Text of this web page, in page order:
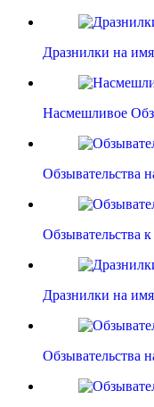
Дразнилки на
Насмешливое
Обзывательства
Обзывательства
Дразнилки на
Обзывательства